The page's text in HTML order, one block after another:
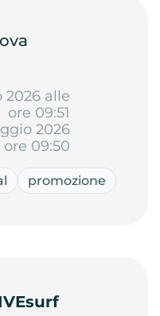
alle
ore 09:51
2026
ore 09:50
promozione